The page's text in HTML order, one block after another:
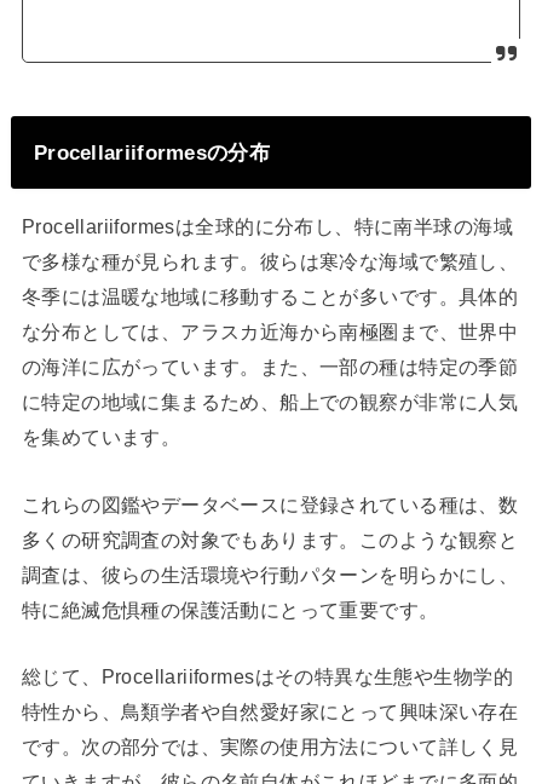
Procellariiformesの分布
Procellariiformesは全球的に分布し、特に南半球の海域
で多様な種が見られます。彼らは寒冷な海域で繁殖し、
冬季には温暖な地域に移動することが多いです。具体的
な分布としては、アラスカ近海から南極圏まで、世界中
の海洋に広がっています。また、一部の種は特定の季節
に特定の地域に集まるため、船上での観察が非常に人気
を集めています。
これらの図鑑やデータベースに登録されている種は、数
多くの研究調査の対象でもあります。このような観察と
調査は、彼らの生活環境や行動パターンを明らかにし、
特に絶滅危惧種の保護活動にとって重要です。
総じて、Procellariiformesはその特異な生態や生物学的
特性から、鳥類学者や自然愛好家にとって興味深い存在
です。次の部分では、実際の使用方法について詳しく見